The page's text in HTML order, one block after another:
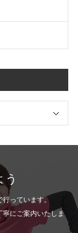
う
っています。
寧にご案内いたしま